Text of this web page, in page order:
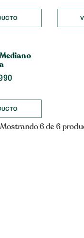
El
actual
es:
$39.990.
Mostrando 6 de 6